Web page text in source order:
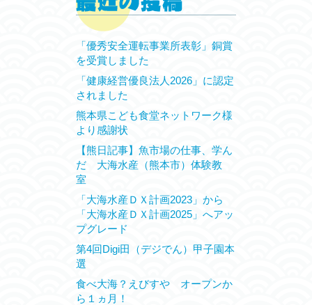
「優秀安全運転事業所表彰」銅賞
を受賞しました
「健康経営優良法人2026」に認定
されました
熊本県こども食堂ネットワーク様
より感謝状
【熊日記事】魚市場の仕事、学ん
だ 大海水産（熊本市）体験教
室
「大海水産ＤＸ計画2023」から
「大海水産ＤＸ計画2025」へアッ
プグレード
第4回Digi田（デジでん）甲子園本
選
食べ大海？えびすや オープンか
ら１ヵ月！